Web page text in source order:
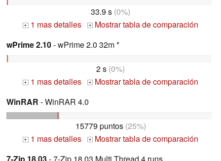
33.9 s (0%)
+ 1 mas detalles +
Mostrar tabla de comparación
wPrime 2.10- wPrime 2.0 32m *
2 s (0%)
+ 1 mas detalles +
Mostrar tabla de comparación
WinRAR - WinRAR 4.0
15779 puntos(25%)
+ 1 mas detalles +
Mostrar tabla de comparación
7-Zip 18.03- 7-Zip 18.03 Multi Thread 4 runs